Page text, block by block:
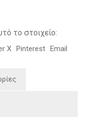
το στοιχείο:
X Pinterest Email